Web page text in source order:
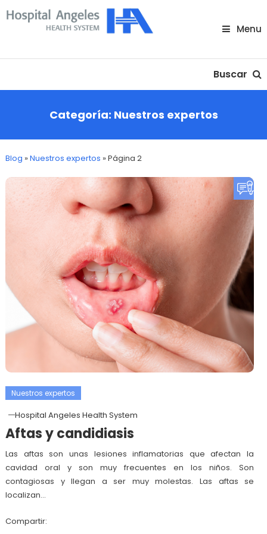
Skip
To
Menu
Buscar
Categoría: Nuestros expertos
Blog »Nuestros expertos »Página 2
Nuestros expertos
Hospital Angeles Health System
Aftas y candidiasis
Las aftas son unas lesiones inflamatorias que afectan la
cavidad oral y son muy frecuentes en los niños. Son
contagiosas y llegan a ser muy molestas. Las aftas se
localizan…
Compartir: